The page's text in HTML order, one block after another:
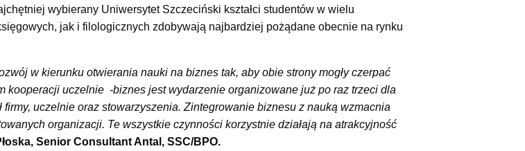
wybierany Uniwersytet Szczeciński kształci studentów w wielu
jak i filologicznych zdobywają najbardziej pożądane obecnie na rynku
w kierunku otwierania nauki na biznes tak, aby obie strony mogły czerpać
kooperacji uczelnie -biznes jest wydarzenie organizowane już po raz trzeci dla
firmy, uczelnie oraz stowarzyszenia. Zintegrowanie biznesu z nauką wzmacnia
organizacji. Te wszystkie czynności korzystnie działają na atrakcyjność
Senior Consultant Antal, SSC/BPO.